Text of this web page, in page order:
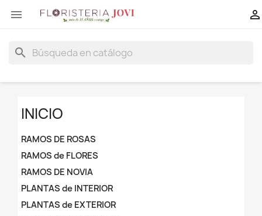
 
search
INICIO
RAMOS DE ROSAS
RAMOS de FLORES
RAMOS DE NOVIA
PLANTAS de INTERIOR
PLANTAS de EXTERIOR